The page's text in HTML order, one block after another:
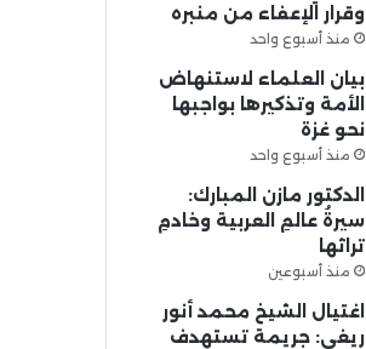
وقرار الإعفاء من منبره
منذ أسبوع واحد
بيان العلماء لاستنهاض
الأمة وتذكيرها بواجبها
نحو غزة
منذ أسبوع واحد
الدكتور مازن المبارك:
سيرةُ عالمِ العربية وخادمِ
تراثها
منذ أسبوعين
اغتيال الشيخ محمد أنور
ريغي: جريمة تستهدف